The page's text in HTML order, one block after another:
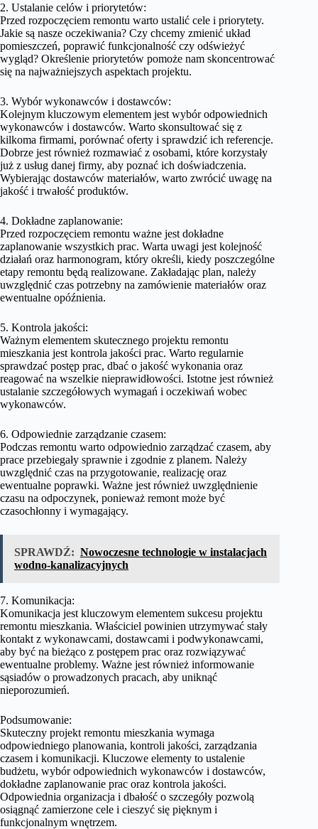
2. Ustalanie celów i priorytetów:
Przed rozpoczęciem remontu warto ustalić cele i priorytety.
Jakie są nasze oczekiwania? Czy chcemy zmienić układ
pomieszczeń, poprawić funkcjonalność czy odświeżyć
wygląd? Określenie priorytetów pomoże nam skoncentrować
się na najważniejszych aspektach projektu.
3. Wybór wykonawców i dostawców:
Kolejnym kluczowym elementem jest wybór odpowiednich
wykonawców i dostawców. Warto skonsultować się z
kilkoma firmami, porównać oferty i sprawdzić ich referencje.
Dobrze jest również rozmawiać z osobami, które korzystały
już z usług danej firmy, aby poznać ich doświadczenia.
Wybierając dostawców materiałów, warto zwrócić uwagę na
jakość i trwałość produktów.
4. Dokładne zaplanowanie:
Przed rozpoczęciem remontu ważne jest dokładne
zaplanowanie wszystkich prac. Warta uwagi jest kolejność
działań oraz harmonogram, który określi, kiedy poszczególne
etapy remontu będą realizowane. Zakładając plan, należy
uwzględnić czas potrzebny na zamówienie materiałów oraz
ewentualne opóźnienia.
5. Kontrola jakości:
Ważnym elementem skutecznego projektu remontu
mieszkania jest kontrola jakości prac. Warto regularnie
sprawdzać postęp prac, dbać o jakość wykonania oraz
reagować na wszelkie nieprawidłowości. Istotne jest również
ustalanie szczegółowych wymagań i oczekiwań wobec
wykonawców.
6. Odpowiednie zarządzanie czasem:
Podczas remontu warto odpowiednio zarządzać czasem, aby
prace przebiegały sprawnie i zgodnie z planem. Należy
uwzględnić czas na przygotowanie, realizację oraz
ewentualne poprawki. Ważne jest również uwzględnienie
czasu na odpoczynek, ponieważ remont może być
czasochłonny i wymagający.
SPRAWDŹ: Nowoczesne technologie w instalacjach
wodno-kanalizacyjnych
7. Komunikacja:
Komunikacja jest kluczowym elementem sukcesu projektu
remontu mieszkania. Właściciel powinien utrzymywać stały
kontakt z wykonawcami, dostawcami i podwykonawcami,
aby być na bieżąco z postępem prac oraz rozwiązywać
ewentualne problemy. Ważne jest również informowanie
sąsiadów o prowadzonych pracach, aby uniknąć
nieporozumień.
Podsumowanie:
Skuteczny projekt remontu mieszkania wymaga
odpowiedniego planowania, kontroli jakości, zarządzania
czasem i komunikacji. Kluczowe elementy to ustalenie
budżetu, wybór odpowiednich wykonawców i dostawców,
dokładne zaplanowanie prac oraz kontrola jakości.
Odpowiednia organizacja i dbałość o szczegóły pozwolą
osiągnąć zamierzone cele i cieszyć się pięknym i
funkcjonalnym wnętrzem.